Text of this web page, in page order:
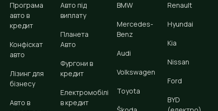
Програма
авто в
кредит
Конфіскат
авто
Лізинг для
бізнесу
Авто в
Авто під
виплату
Планета
Авто
Фургони в
кредит
Електромобілі
в кредит
BMW
Mercedes-
Benz
Audi
Volkswagen
Toyota
Renault
Hyundai
Kia
Nissan
Ford
BYD